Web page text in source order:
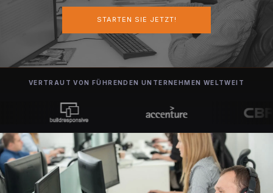
STARTEN SIE JETZT
STARTEN SIE JETZT!
VERTRAUT VON FÜHRENDEN UNTERNEHMEN WELTWEIT